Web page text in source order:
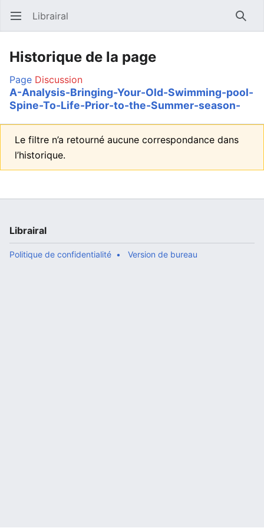
Ouvrir le menu principal Librairal
Historique de la page
Page Discussion
A-Analysis-Bringing-Your-Old-Swimming-pool-
Spine-To-Life-Prior-to-the-Summer-season-
Le filtre n’a retourné aucune correspondance dans
l’historique.
Librairal
Politique de confidentialité Version de bureau